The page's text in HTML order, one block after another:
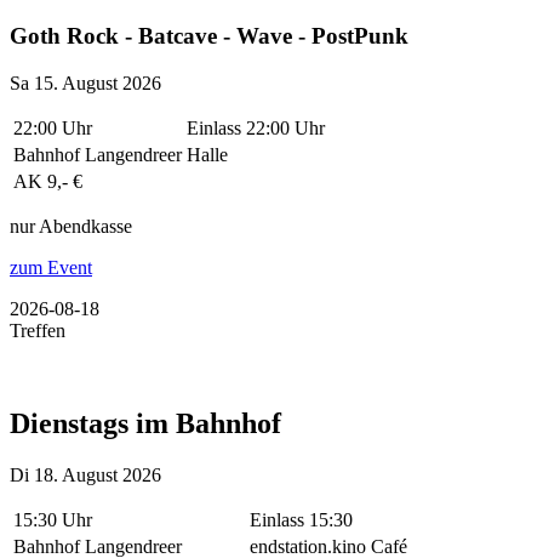
Goth Rock - Batcave - Wave - PostPunk
Sa 15. August 2026
22:00 Uhr
Einlass 22:00 Uhr
Bahnhof Langendreer Halle
AK 9,- €
nur Abendkasse
zum Event
2026-08-18
Treffen
Dienstags im Bahnhof
Di 18. August 2026
15:30 Uhr
Einlass 15:30
Bahnhof Langendreer
endstation.kino Café